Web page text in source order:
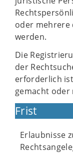
oder mehrere
werden.
Die
der
erforderlich
gemacht oder
Frist
Erlaubnisse